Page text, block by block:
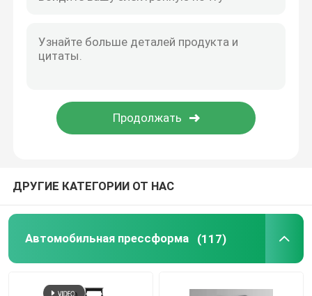
ДРУГИЕ КАТЕГОРИИ ОТ НАС
Автомобильная прессформа (117)